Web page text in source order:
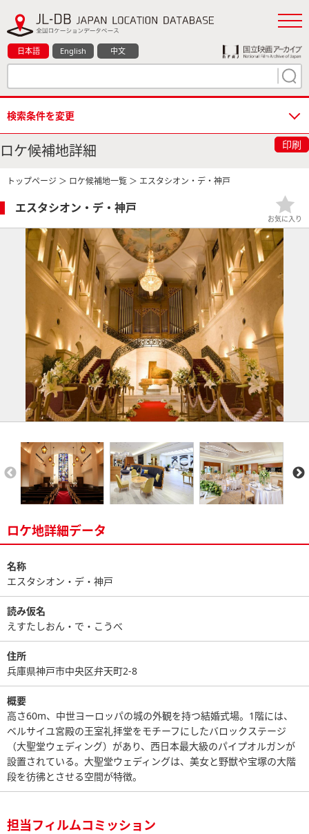
日本語 English 中文
検索条件を変更
ロケ候補地詳細 印刷
トップページ ＞ ロケ候補地一覧 ＞ エスタシオン・デ・神戸
エスタシオン・デ・神戸
お気に入り
ロケ地詳細データ
名称
エスタシオン・デ・神戸
読み仮名
えすたしおん・で・こうべ
住所
兵庫県神戸市中央区弁天町2-8
概要
高さ60m、中世ヨーロッパの城の外観を持つ結婚式場。1階には、
ベルサイユ宮殿の王室礼拝堂をモチーフにしたバロックステージ
（大聖堂ウェディング）があり、西日本最大級のパイプオルガンが
設置されている。大聖堂ウェディングは、美女と野獣や宝塚の大階
段を彷彿とさせる空間が特徴。
担当フィルムコミッション